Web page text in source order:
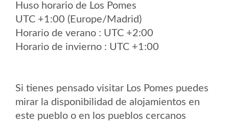
Huso horario de Los Pomes
UTC +1:00 (Europe/Madrid)
Horario de verano : UTC +2:00
Horario de invierno : UTC +1:00
Si tienes pensado visitar Los Pomes puedes
mirar la disponibilidad de alojamientos en
este pueblo o en los pueblos cercanos